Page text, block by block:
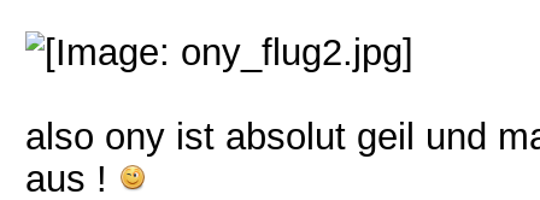
also ony ist absolut geil und
aus !